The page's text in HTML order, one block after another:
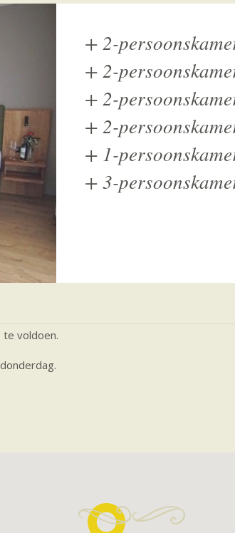
+2-
+2-
+2-
+2-
+ 1-
+3-
te voldoen.